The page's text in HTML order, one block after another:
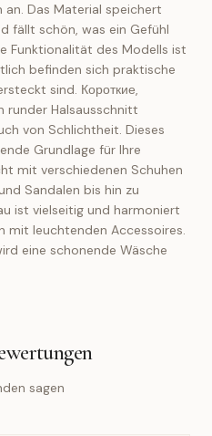
Das Material speichert
fällt schön, was ein Gefühl
Funktionalität des Modells ist
befinden sich praktische
sind. Короткие,
runder Halsausschnitt
von Schlichtheit. Dieses
Grundlage für Ihre
mit verschiedenen Schuhen
Sandalen bis hin zu
ist vielseitig und harmoniert
mit leuchtenden Accessoires.
eine schonende Wäsche
sagen